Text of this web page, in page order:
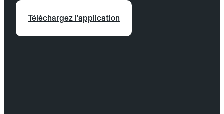
Téléchargez l'application